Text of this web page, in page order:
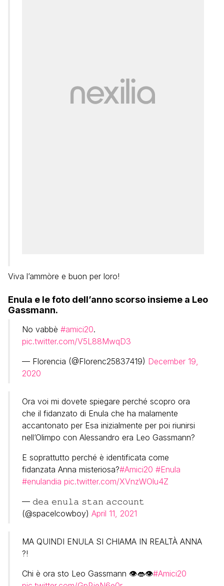
Viva l’ammòre e buon per loro!
Enula e le foto dell’anno scorso insieme a Leo
Gassmann.
No vabbè #amici20.
pic.twitter.com/V5L88MwqD3
— Florencia (@Florenc25837419) December 19,
2020
Ora voi mi dovete spiegare perché scopro ora
che il fidanzato di Enula che ha malamente
accantonato per Esa inizialmente per poi riunirsi
nell’Olimpo con Alessandro era Leo Gassmann?
E soprattutto perché è identificata come
fidanzata Anna misteriosa?#Amici20 #Enula
#enulandia pic.twitter.com/XVnzWOlu4Z
— 𝚍𝚎𝚊 𝚎𝚗𝚞𝚕𝚊 𝚜𝚝𝚊𝚗 𝚊𝚌𝚌𝚘𝚞𝚗𝚝
(@spacelcowboy) April 11, 2021
MA QUINDI ENULA SI CHIAMA IN REALTÀ ANNA
?!
Chi è ora sto Leo Gassmann 👁👄👁#Amici20